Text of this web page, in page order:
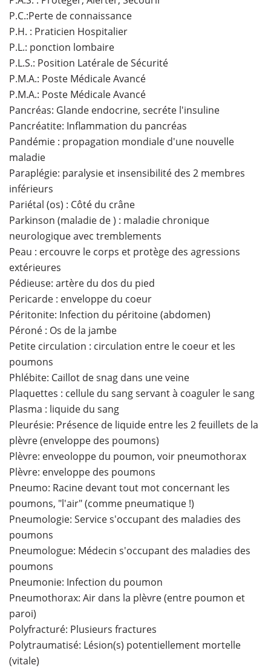
P.C.:Perte de connaissance
P.H. : Praticien Hospitalier
P.L.: ponction lombaire
P.L.S.: Position Latérale de Sécurité
P.M.A.: Poste Médicale Avancé
P.M.A.: Poste Médicale Avancé
Pancréas: Glande endocrine, secréte l'insuline
Pancréatite: Inflammation du pancréas
Pandémie : propagation mondiale d'une nouvelle
maladie
Paraplégie: paralysie et insensibilité des 2 membres
inférieurs
Pariétal (os) : Côté du crâne
Parkinson (maladie de ) : maladie chronique
neurologique avec tremblements
Peau : ercouvre le corps et protège des agressions
extérieures
Pédieuse: artère du dos du pied
Pericarde : enveloppe du coeur
Péritonite: Infection du péritoine (abdomen)
Péroné : Os de la jambe
Petite circulation : circulation entre le coeur et les
poumons
Phlébite: Caillot de snag dans une veine
Plaquettes : cellule du sang servant à coaguler le sang
Plasma : liquide du sang
Pleurésie: Présence de liquide entre les 2 feuillets de la
plèvre (enveloppe des poumons)
Plèvre: enveoloppe du poumon, voir pneumothorax
Plèvre: enveloppe des poumons
Pneumo: Racine devant tout mot concernant les
poumons, "l'air" (comme pneumatique !)
Pneumologie: Service s'occupant des maladies des
poumons
Pneumologue: Médecin s'occupant des maladies des
poumons
Pneumonie: Infection du poumon
Pneumothorax: Air dans la plèvre (entre poumon et
paroi)
Polyfracturé: Plusieurs fractures
Polytraumatisé: Lésion(s) potentiellement mortelle
(vitale)